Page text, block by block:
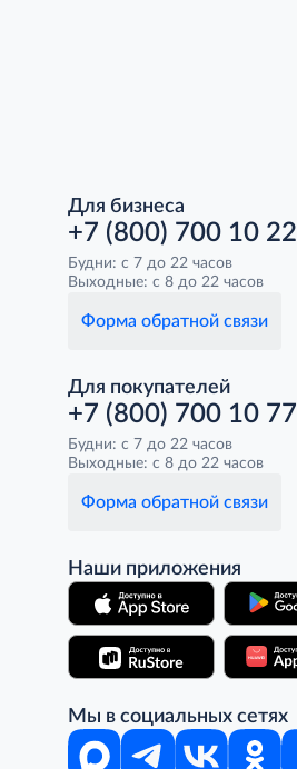
Для бизнеса
+7 (800) 700 10 22
Будни: с 7 до 22 часов
Выходные: с 8 до 22 часов
Форма обратной связи
Для покупателей
+7 (800) 700 10 77
Будни: с 7 до 22 часов
Выходные: с 8 до 22 часов
Форма обратной связи
Наши приложения
Мы в социальных сетях